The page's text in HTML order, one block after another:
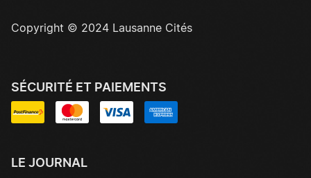
Copyright © 2024 Lausanne Cités
SÉCURITÉ ET PAIEMENTS
LE JOURNAL